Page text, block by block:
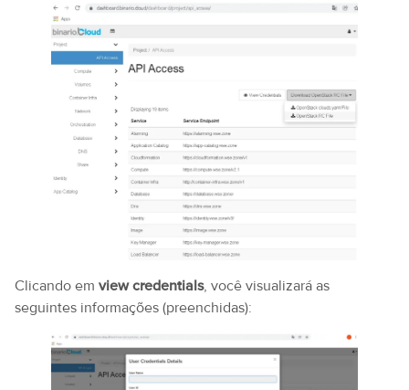
Clicando em view credentials, você visualizará as
seguintes informações (preenchidas):